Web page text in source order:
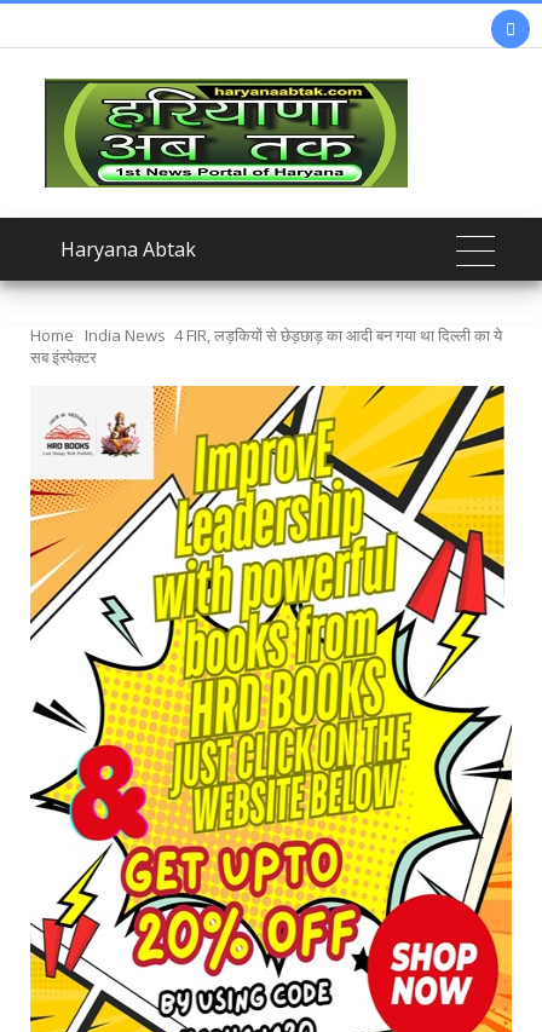

Haryana Abtak
Home India News 4 FIR, लड़कियों से छेड़छाड़ का आदी बन गया था दिल्ली का ये
सब इंस्पेक्टर